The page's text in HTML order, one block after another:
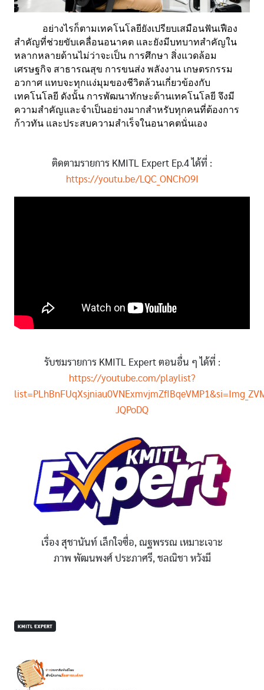
อย่างไรก็ตามเทคโนโลยียังเปรียบเสมือนฟันเฟือง
สำคัญที่ช่วยขับเคลื่อนอนาคต และยังมีบทบาทสำคัญใน
หลากหลายด้านไม่ว่าจะเป็น การศึกษา สิ่งแวดล้อม
เศรษฐกิจ สาธารณสุข การขนส่ง พลังงาน เกษตรกรรม
อวกาศ แทบจะทุกแง่มุมของชีวิตล้วนเกี่ยวข้องกับ
เทคโนโลยี ดังนั้น การพัฒนาทักษะด้านเทคโนโลยี จึงมี
ความสำคัญและจำเป็นอย่างมากสำหรับทุกคนที่ต้องการ
ก้าวทัน และประสบความสำเร็จในอนาคตนั่นเอง
ติดตามรายการ KMITL Expert Ep.4 ได้ที่ :
https://youtu.be/LQC_ONChO9I
รับชมรายการ KMITL Expert ตอนอื่น ๆ ได้ที่ :
https://youtube.com/playlist?
JQPoDQ
เรื่อง สุชานันท์ เล็กใจซื่อ, ณฐพรรณ เหมาะเจาะ
ภาพ พัฒนพงศ์ ประภาศรี, ชลณิชา หวังมี
KMITL EXPERT